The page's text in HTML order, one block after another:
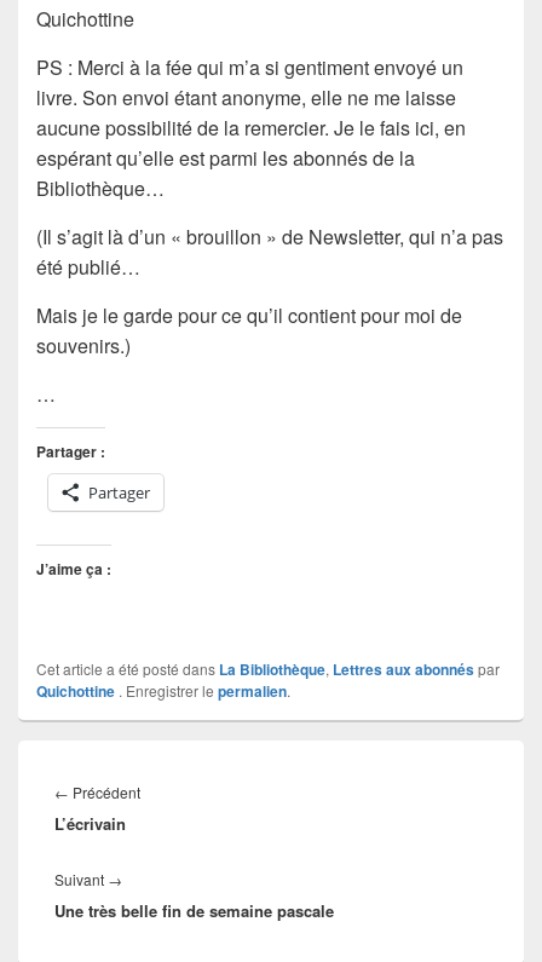
Quichottine
PS : Merci à la fée qui m’a si gentiment envoyé un
livre. Son envoi étant anonyme, elle ne me laisse
aucune possibilité de la remercier. Je le fais ici, en
espérant qu’elle est parmi les abonnés de la
Bibliothèque…
(Il s’agit là d’un « brouillon » de Newsletter, qui n’a pas
été publié…
Mais je le garde pour ce qu’il contient pour moi de
souvenirs.)
…
Partager :
Partager
J’aime ça :
Cet article a été posté dans La Bibliothèque, Lettres aux abonnéspar
Quichottine . Enregistrer le permalien.
de
l’article
← PrécédentArticle
L’écrivain
Suivant →
suivant :
Une très belle fin de semaine pascale